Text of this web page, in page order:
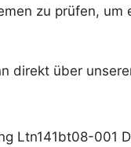
zu prüfen, um
direkt über
Ltn141bt08-001